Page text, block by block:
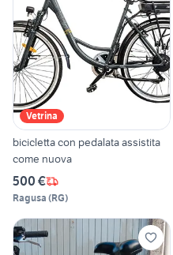
Vetrina
bicicletta con pedalata assistita
come nuova
500 €
Ragusa (RG)